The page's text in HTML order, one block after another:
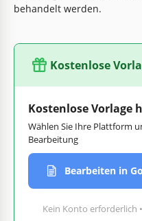
behandelt werden.
Kostenlose
Kostenlose Vorlage
Wählen Sie Ihre Plattform
Bearbeitung
Bearbeiten in
Kein Konto erforderlich